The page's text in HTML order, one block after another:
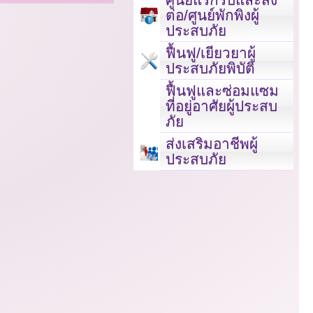
ต่อ/ศูนย์พักพิงผู้
ประสบภัย
ฟื้นฟู/เยียวยาผู้
ประสบภัยพิบัติ
ฟื้นฟูและซ่อมแซม
ที่อยู่อาศัยผู้ประสบ
ภัย
ส่งเสริมอาชีพผู้
ประสบภัย